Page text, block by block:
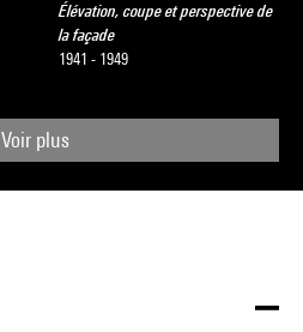
Élévation, coupe et perspective de
la façade
1941 - 1949
Voir plus